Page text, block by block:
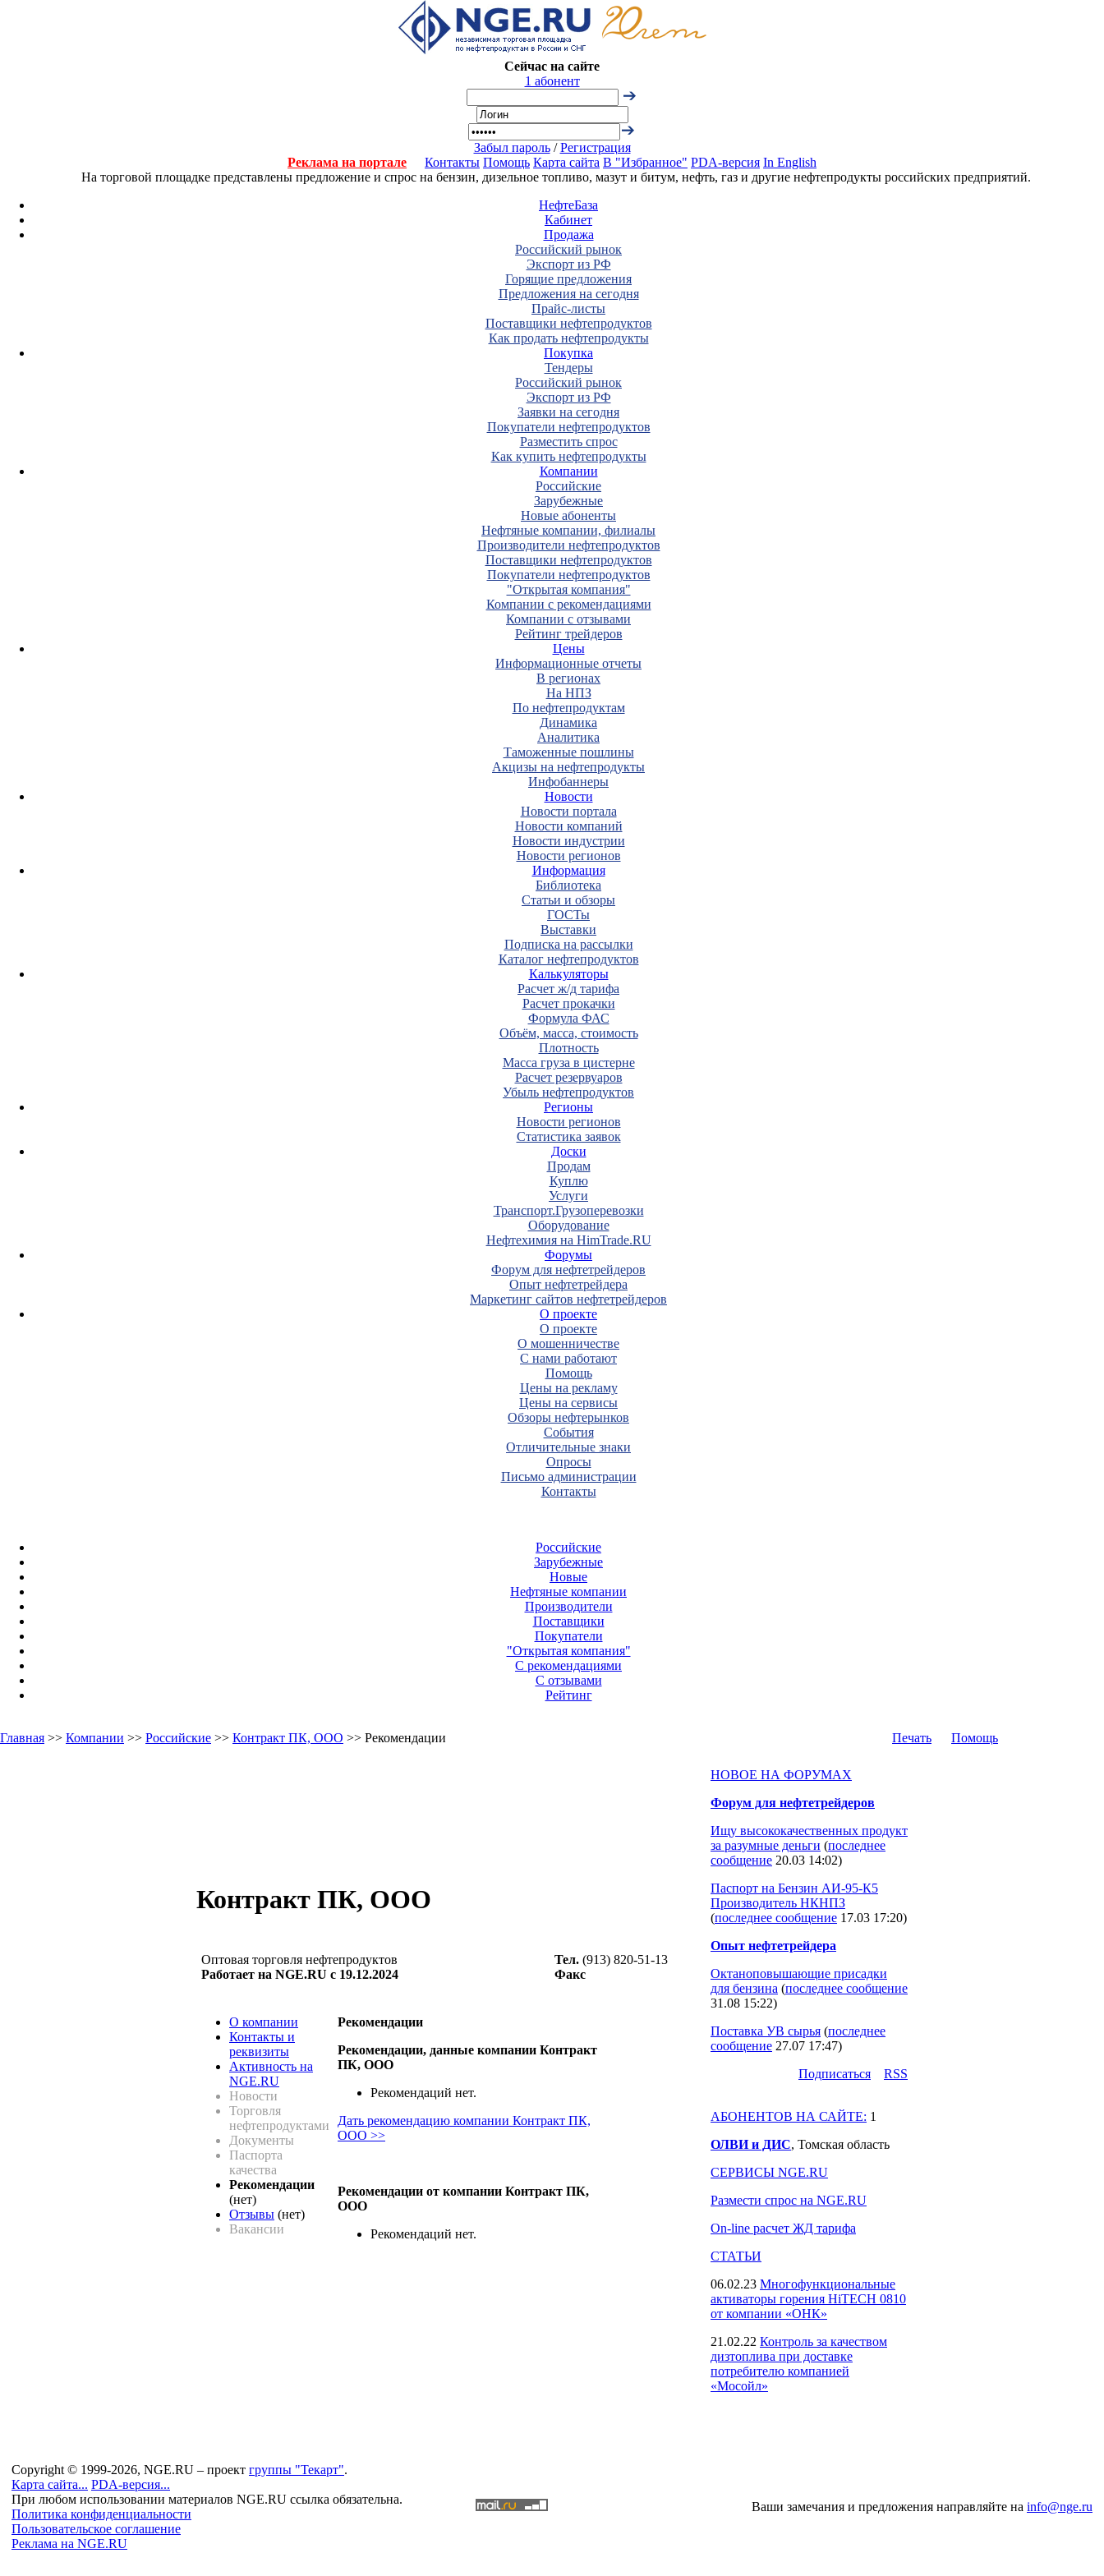
Сейчас на сайте
1 абонент
Забыл пароль/Регистрация
Реклама на портале
Контакты Помощь Карта сайта В "Избранное" PDA-версия In English
На торговой площадке представлены предложение и спрос на бензин, дизельное топливо, мазут и битум, нефть, газ и другие нефтепродукты российских предприятий.
НефтеБаза
Кабинет
Продажа
Российский рынок
Экспорт из РФ
Горящие предложения
Предложения на сегодня
Прайс-листы
Поставщики нефтепродуктов
Как продать нефтепродукты
Покупка
Тендеры
Российский рынок
Экспорт из РФ
Заявки на сегодня
Покупатели нефтепродуктов
Разместить спрос
Как купить нефтепродукты
Компании
Российские
Зарубежные
Новые абоненты
Нефтяные компании, филиалы
Производители нефтепродуктов
Поставщики нефтепродуктов
Покупатели нефтепродуктов
"Открытая компания"
Компании с рекомендациями
Компании с отзывами
Рейтинг трейдеров
Цены
Информационные отчеты
В регионах
На НПЗ
По нефтепродуктам
Динамика
Аналитика
Таможенные пошлины
Акцизы на нефтепродукты
Инфобаннеры
Новости
Новости портала
Новости компаний
Новости индустрии
Новости регионов
Информация
Библиотека
Статьи и обзоры
ГОСТы
Выставки
Подписка на рассылки
Каталог нефтепродуктов
Калькуляторы
Расчет ж/д тарифа
Расчет прокачки
Формула ФАС
Объём, масса, стоимость
Плотность
Масса груза в цистерне
Расчет резервуаров
Убыль нефтепродуктов
Регионы
Новости регионов
Статистика заявок
Доски
Продам
Куплю
Услуги
Транспорт.Грузоперевозки
Оборудование
Нефтехимия на HimTrade.RU
Форумы
Форум для нефтетрейдеров
Опыт нефтетрейдера
Маркетинг сайтов нефтетрейдеров
О проекте
О проекте
О мошенничестве
С нами работают
Помощь
Цены на рекламу
Цены на сервисы
Обзоры нефтерынков
События
Отличительные знаки
Опросы
Письмо администрации
Контакты
Российские
Зарубежные
Новые
Нефтяные компании
Производители
Поставщики
Покупатели
"Открытая компания"
С рекомендациями
С отзывами
Рейтинг
Главная >> Компании >> Российские >> Контракт ПК, ООО >> Рекомендации Печать Помощь
Контракт ПК, ООО
Оптовая торговля нефтепродуктов
Работает на NGE.RU с 19.12.2024
Тел. (913) 820-51-13
Факс
О компании
Контакты и
реквизиты
Активность на
NGE.RU
Новости
Торговля
нефтепродуктами
Документы
Паспорта
качества
Рекомендации
(нет)
Отзывы (нет)
Вакансии
Рекомендации
Рекомендации, данные компании Контракт
ПК, ООО
Рекомендаций нет.
Дать рекомендацию компании Контракт ПК,
ООО >>
Рекомендации от компании Контракт ПК,
ООО
Рекомендаций нет.
НОВОЕ НА ФОРУМАХ
Форум для нефтетрейдеров
Ищу высококачественных продукт
за разумные деньги (последнее
сообщение 20.03 14:02)
Паспорт на Бензин АИ-95-К5
Производитель НКНПЗ
(последнее сообщение 17.03 17:20)
Опыт нефтетрейдера
Октаноповышающие присадки
для бензина (последнее сообщение
31.08 15:22)
Поставка УВ сырья (последнее
сообщение 27.07 17:47)
Подпиcаться
RSS
АБОНЕНТОВ НА САЙТЕ: 1
ОЛВИ и ДИС, Томская область
СЕРВИСЫ NGE.RU
Размести спрос на NGE.RU
On-line расчет ЖД тарифа
СТАТЬИ
06.02.23 Многофункциональные
активаторы горения HiTECH 0810
от компании «ОНК»
21.02.22 Контроль за качеством
дизтоплива при доставке
потребителю компанией
«Мосойл»
Copyright © 1999-2026, NGE.RU – проект группы "Текарт".
Карта сайта... PDA-версия...
При любом использовании материалов NGE.RU ссылка обязательна.
Политика конфиденциальности
Пользовательское соглашение
Реклама на NGE.RU
Ваши замечания и предложения направляйте на info@nge.ru